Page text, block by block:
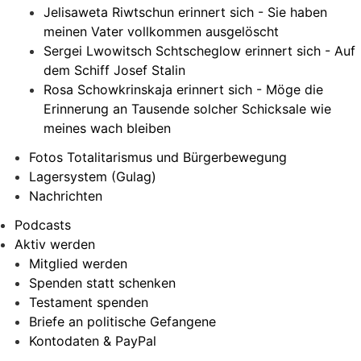
Jelisaweta Riwtschun erinnert sich - Sie haben
meinen Vater vollkommen ausgelöscht
Sergei Lwowitsch Schtscheglow erinnert sich - Auf
dem Schiff Josef Stalin
Rosa Schowkrinskaja erinnert sich - Möge die
Erinnerung an Tausende solcher Schicksale wie
meines wach bleiben
Fotos Totalitarismus und Bürgerbewegung
Lagersystem (Gulag)
Nachrichten
Podcasts
Aktiv werden
Mitglied werden
Spenden statt schenken
Testament spenden
Briefe an politische Gefangene
Kontodaten & PayPal